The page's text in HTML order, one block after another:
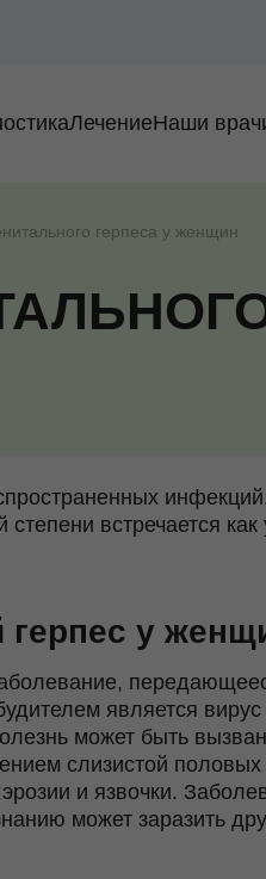
ЛечениеНаши
герпеса у женщин
встречается
герпес у
является вирус
может быть
слизистой
и язвочки.
может заразить